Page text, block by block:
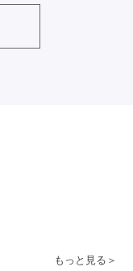
もっと見る＞